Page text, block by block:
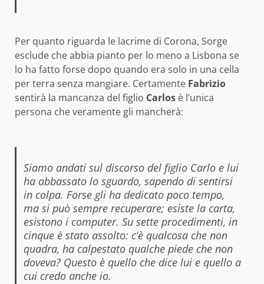
Per quanto riguarda le lacrime di Corona, Sorge
esclude che abbia pianto per lo meno a Lisbona se
lo ha fatto forse dopo quando era solo in una cella
per terra senza mangiare. Certamente Fabrizio
sentirà la mancanza del figlio Carlos è l’unica
persona che veramente gli mancherà:
Siamo andati sul discorso del figlio Carlo e lui
ha abbassato lo sguardo, sapendo di sentirsi
in colpa. Forse gli ha dedicato poco tempo,
ma si può sempre recuperare; esiste la carta,
esistono i computer. Su sette procedimenti, in
cinque è stato assolto: c’è qualcosa che non
quadra, ha calpestato qualche piede che non
doveva? Questo è quello che dice lui e quello a
cui credo anche io.